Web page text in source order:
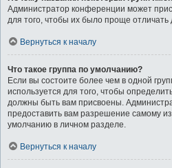
Администратор конференции может
для того, чтобы их было проще отличать
Вернуться к началу
Что такое группа по умолчанию?
Если вы состоите более чем в одной
используется для того, чтобы
должны быть вам присвоены.
предоставить вам разрешение самому
умолчанию в личном разделе.
Вернуться к началу